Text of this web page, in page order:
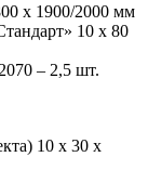
x 1900/2000 мм
10 х 80
– 2,5 шт.
10 х 30 х